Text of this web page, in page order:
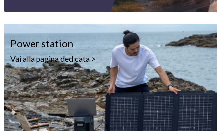
Power station
Vai alla pagina dedicata >